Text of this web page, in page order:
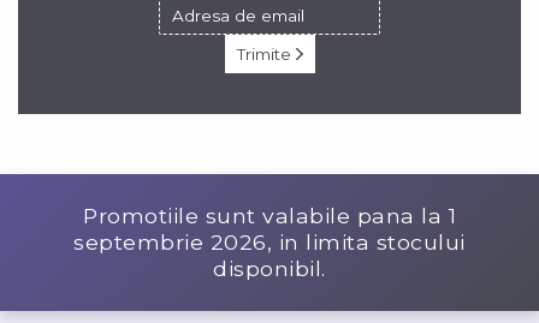
Trimite
Promotiile sunt valabile pana la 1
septembrie 2026, in limita stocului
disponibil.